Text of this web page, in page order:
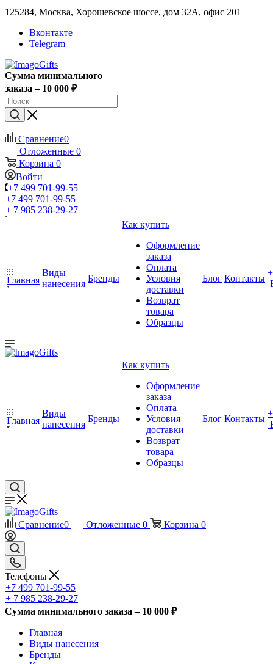
125284, Москва, Хорошевское шоссе, дом 32А, офис 201
Вконтакте
Telegram
Сумма минимального
заказа – 10 000 ₽
Сравнение0
Отложенные 0
Корзина 0
Войти
+7 499 701-99-55
+7 499 701-99-55
+ 7 985 238-29-27
Главная
Виды
нанесения
Бренды
Как купить
Оформление
заказа
Оплата
Условия
доставки
Возврат
товара
Образцы
Блог Контакты
+
Главная
Виды
нанесения
Бренды
Как купить
Оформление
заказа
Оплата
Условия
доставки
Возврат
товара
Образцы
Блог Контакты
+
Сравнение0 Отложенные 0 Корзина 0
Телефоны
+7 499 701-99-55
+ 7 985 238-29-27
Сумма минимального заказа – 10 000 ₽
Главная
Виды нанесения
Бренды